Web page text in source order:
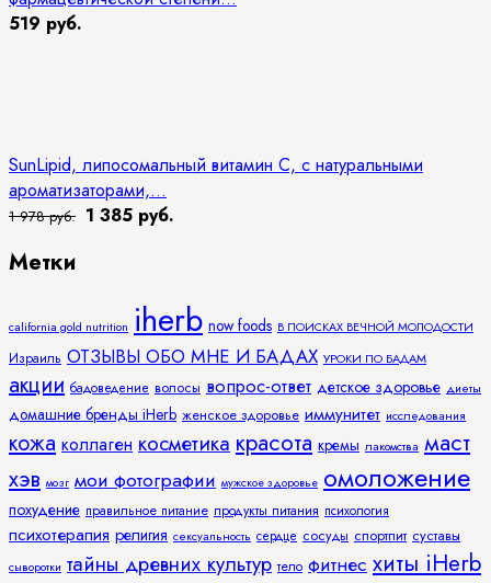
519 руб.
SunLipid, липосомальный витамин C, с натуральными
ароматизаторами,...
1 978 руб. 1 385 руб.
Метки
california gold nutrition iherb now foods В ПОИСКАХ ВЕЧНОЙ МОЛОДОСТИ
Израиль ОТЗЫВЫ ОБО МНЕ И БАДАХ УРОКИ ПО БАДАМ
акции бадоведение волосы вопрос-ответ детское здоровье диеты
домашние бренды iHerb женское здоровье иммунитет исследования
кожа коллаген косметика красота кремы лакомства маст
хэв мозг мои фотографии мужское здоровье омоложение
похудение правильное питание продукты питания психология
психотерапия религия сексуальность сердце сосуды спортпит суставы
сыворотки тайны древних культур тело фитнес хиты iHerb